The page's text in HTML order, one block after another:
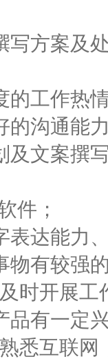
写方案及
的工作热
的沟通能
及文案撰
件；
表达能力
物有较强
时开展工
品有一定
悉互联